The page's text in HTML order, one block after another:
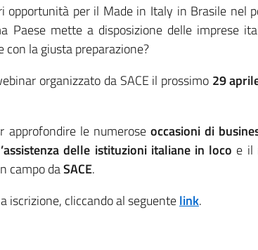
opportunità per il Made in Italy in Brasile nel
Paese mette a disposizione delle imprese
con la giusta preparazione?
organizzato da SACE il prossimo 29
approfondire le numerose occasioni di
delle istituzioni italiane in loco e il
campo daSACE.
iscrizione, cliccando al seguentelink.